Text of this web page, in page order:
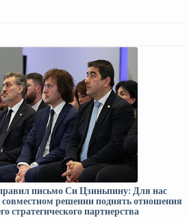
письмо Си Цзиньпину: Для нас
решении поднять отношения
стратегического партнерства